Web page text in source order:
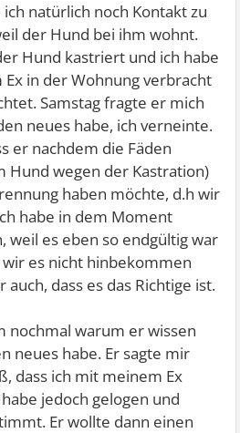
natürlich noch Kontakt zu
der Hund bei ihm wohnt.
Hund kastriert und ich habe
in der Wohnung verbracht
Samstag fragte er mich
neues habe, ich verneinte.
er nachdem die Fäden
Hund wegen der Kastration)
haben möchte, d.h wir
habe in dem Moment
weil es eben so endgültig war
es nicht hinbekommen
auch, dass es das Richtige ist.
nochmal warum er wissen
neues habe. Er sagte mir
dass ich mit meinem Ex
jedoch gelogen und
Er wollte dann einen